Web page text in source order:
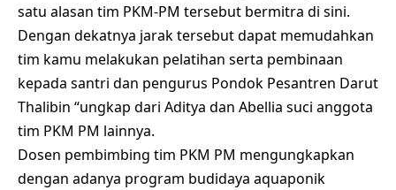
satu alasan tim PKM-PM tersebut bermitra di sini.
Dengan dekatnya jarak tersebut dapat memudahkan
tim kamu melakukan pelatihan serta pembinaan
kepada santri dan pengurus Pondok Pesantren Darut
Thalibin “ungkap dari Aditya dan Abellia suci anggota
tim PKM PM lainnya.
Dosen pembimbing tim PKM PM mengungkapkan
dengan adanya program budidaya aquaponik